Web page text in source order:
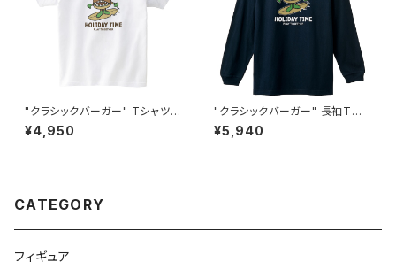
"クラシックバーガー" Tシャツ #
BS101050WHT
¥4,950
"クラシックバーガー" 長袖Tシ
ャツ #BS210050NVY
¥5,940
CATEGORY
フィギュア